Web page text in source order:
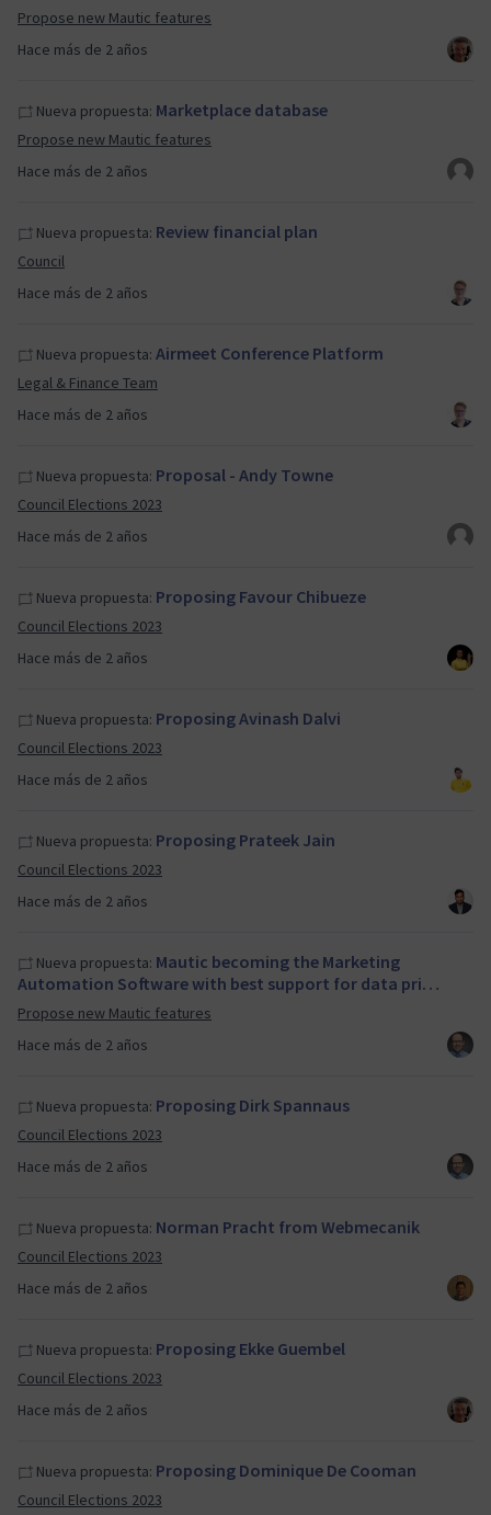
Hace más de 2 años
Propose new Mautic features
Hace más de 2 años
Nueva propuesta: Marketplace database
Propose new Mautic features
Hace más de 2 años
Nueva propuesta: Review financial plan
Council
Hace más de 2 años
Nueva propuesta: Airmeet Conference Platform
Legal & Finance Team
Hace más de 2 años
Nueva propuesta: Proposal - Andy Towne
Council Elections 2023
Hace más de 2 años
Nueva propuesta: Proposing Favour Chibueze
Council Elections 2023
Hace más de 2 años
Nueva propuesta: Proposing Avinash Dalvi
Council Elections 2023
Hace más de 2 años
Nueva propuesta: Proposing Prateek Jain
Council Elections 2023
Hace más de 2 años
Nueva propuesta: Mautic becoming the Marketing
Automation Software with best support for data pri…
Propose new Mautic features
Hace más de 2 años
Nueva propuesta: Proposing Dirk Spannaus
Council Elections 2023
Hace más de 2 años
Nueva propuesta: Norman Pracht from Webmecanik
Council Elections 2023
Hace más de 2 años
Nueva propuesta: Proposing Ekke Guembel
Council Elections 2023
Nueva propuesta: Proposing Dominique De Cooman
Council Elections 2023